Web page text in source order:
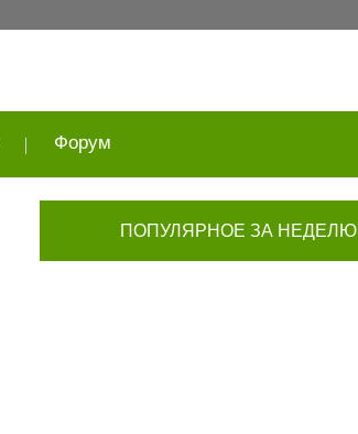
Форум
ПОПУЛЯРНОЕ ЗА НЕДЕЛЮ